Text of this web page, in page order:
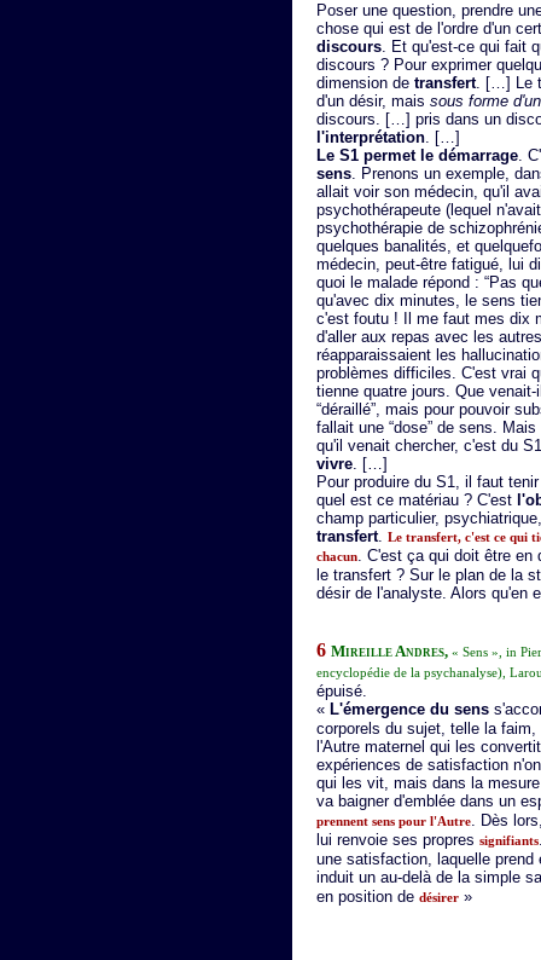
Poser une question, prendre
chose qui est de l'ordre d'un
discours. Et qu'est-ce qui fait
discours ? Pour exprimer
dimension de transfert. […] Le
d'un désir, mais sous forme
discours. […] pris dans un
l'interprétation. […]
Le S1 permet le démarrage.
sens. Prenons un exemple,
allait voir son médecin, qu'il
psychothérapeute (lequel
psychothérapie de
quelques banalités, et
médecin, peut-être fatigué, lui
quoi le malade répond : “Pas
qu'avec dix minutes, le sens
c'est foutu ! Il me faut mes dix
d'aller aux repas avec les
réapparaissaient les
problèmes difficiles. C'est vrai
tienne quatre jours. Que
“déraillé”, mais pour pouvoir
fallait une “dose” de sens.
qu'il venait chercher, c'est du
vivre. […]
Pour produire du S1, il faut
quel est ce matériau ? C'est
champ particulier,
transfert. Le transfert, c'est ce qui
chacun. C'est ça qui doit être en
le transfert ? Sur le plan de la
désir de l'analyste. Alors qu'en
6 Mireille Andres, « Sens », in
encyclopédie de la psychanalyse),
épuisé.
« L'émergence du sens
corporels du sujet, telle la
l'Autre maternel qui les
expériences de satisfaction
qui les vit, mais dans la
va baigner d'emblée dans un
prennent sens pour l'Autre. Dès
lui renvoie ses propres signifiants
une satisfaction, laquelle prend
induit un au-delà de la simple
en position de désirer »